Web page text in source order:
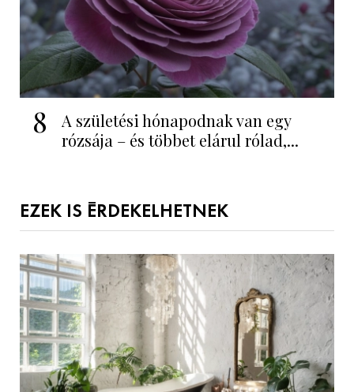
8
A születési hónapodnak van egy
rózsája – és többet elárul rólad,...
EZEK IS ÉRDEKELHETNEK